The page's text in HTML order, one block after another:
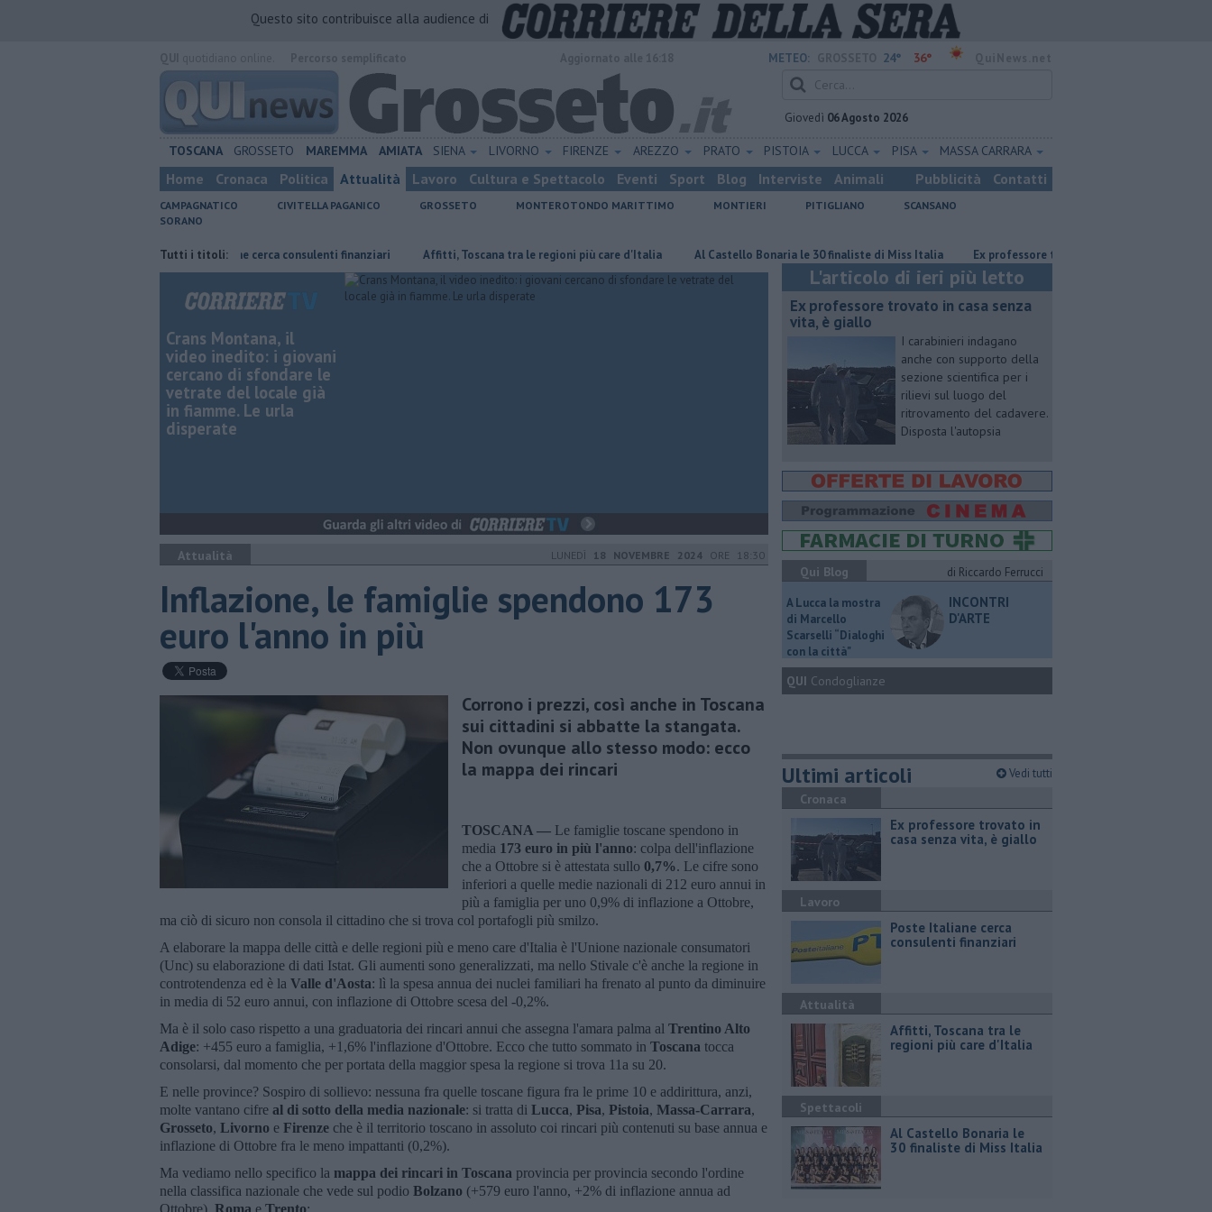
Questo sito contribuisce alla audience di
METEO: 24° 36°
Giovedì 06 Agosto 2026
TOSCANA GROSSETO MAREMMA AMIATA SIENA LIVORNO FIRENZE AREZZO PRATO PISTOIA LUCCA PISA MASSA CARRARA
Home Cronaca Politica Attualità Lavoro Cultura e Spettacolo Eventi Sport Blog Interviste Animali Pubblicità Contatti
CAMPAGNATICO CIVITELLA PAGANICO GROSSETO MONTEROTONDO MARITTIMO MONTIERI PITIGLIANO
SCANSANO
SORANO
Tutti i titoli:
Poste Italiane cerca consulenti finanziari Affitti, Toscana tra le regioni più care d'Italia Al Castello Bonaria le 30 finaliste di Miss Italia Ex professore trovato in casa senza vita, è giallo
Crans Montana, il
video inedito: i giovani
cercano di sfondare le
vetrate del locale già
in fiamme. Le urla
disperate
Attualità LUNEDÌ 18 NOVEMBRE 2024 ORE 18:30
Inflazione, le famiglie spendono 173
euro l'anno in più
Corrono i prezzi, così anche in Toscana
sui cittadini si abbatte la stangata.
Non ovunque allo stesso modo: ecco
la mappa dei rincari
TOSCANA — Le famiglie toscane spendono in
media 173 euro in più l'anno: colpa dell'inflazione
che a Ottobre si è attestata sullo 0,7%. Le cifre sono
inferiori a quelle medie nazionali di 212 euro annui in
più a famiglia per uno 0,9% di inflazione a Ottobre,
ma ciò di sicuro non consola il cittadino che si trova col portafogli più smilzo.
A elaborare la mappa delle città e delle regioni più e meno care d'Italia è l'Unione nazionale consumatori
(Unc) su elaborazione di dati Istat. Gli aumenti sono generalizzati, ma nello Stivale c'è anche la regione in
controtendenza ed è la Valle d'Aosta: lì la spesa annua dei nuclei familiari ha frenato al punto da diminuire
in media di 52 euro annui, con inflazione di Ottobre scesa del -0,2%.
Ma è il solo caso rispetto a una graduatoria dei rincari annui che assegna l'amara palma al Trentino Alto
Adige: +455 euro a famiglia, +1,6% l'inflazione d'Ottobre. Ecco che tutto sommato in Toscana tocca
consolarsi, dal momento che per portata della maggior spesa la regione si trova 11a su 20.
E nelle province? Sospiro di sollievo: nessuna fra quelle toscane figura fra le prime 10 e addirittura, anzi,
molte vantano cifre al di sotto della media nazionale: si tratta di Lucca, Pisa, Pistoia, Massa-Carrara,
Grosseto, Livorno e Firenze che è il territorio toscano in assoluto coi rincari più contenuti su base annua e
inflazione di Ottobre fra le meno impattanti (0,2%).
Ma vediamo nello specifico la mappa dei rincari in Toscana provincia per provincia secondo l'ordine
nella classifica nazionale che vede sul podio Bolzano (+579 euro l'anno, +2% di inflazione annua ad
Ottobre), Roma e Trento:
L'articolo di ieri più letto
Ex professore trovato in casa senza
vita, è giallo
I carabinieri indagano
anche con supporto della
sezione scientifica per i
rilievi sul luogo del
ritrovamento del cadavere.
Disposta l'autopsia
Qui Blog
di Riccardo Ferrucci
A Lucca la mostra
di Marcello
Scarselli “Dialoghi
con la città"
INCONTRI
D'ARTE
QUI Condoglianze
Ultimi articoli Vedi tutti
Cronaca
Ex professore trovato in
casa senza vita, è giallo
Lavoro
Poste Italiane cerca
consulenti finanziari
Attualità
Affitti, Toscana tra le
regioni più care d'Italia
Spettacoli
Al Castello Bonaria le
30 finaliste di Miss Italia